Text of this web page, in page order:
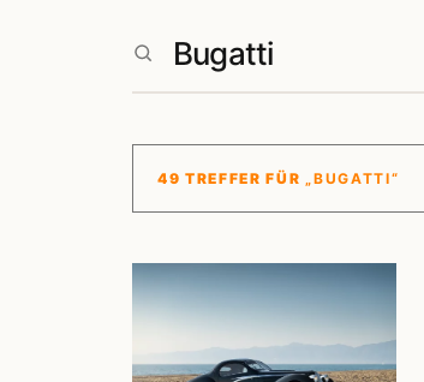
49 TREFFER FÜR„BUGATTI“